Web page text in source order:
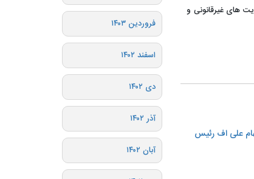
های غیرقانونی و
علی اف رئیس
فروردین ۱۴۰۳
اسفند ۱۴۰۲
دی ۱۴۰۲
آذر ۱۴۰۲
آبان ۱۴۰۲